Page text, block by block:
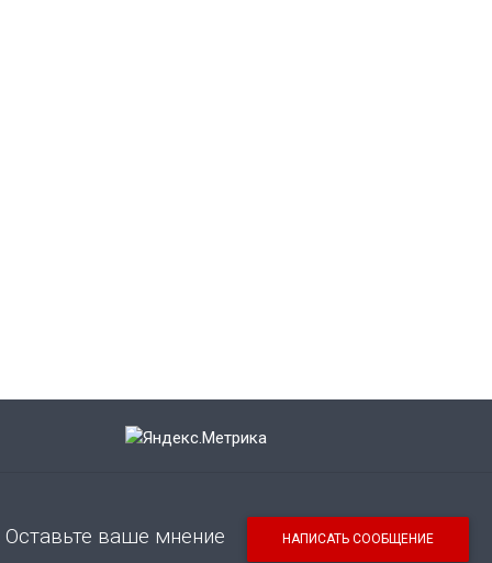
Оставьте ваше мнение НАПИСАТЬ СООБЩЕНИЕ